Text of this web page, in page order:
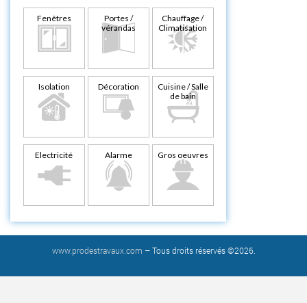
Fenêtres
Portes /
vérandas
Chauffage /
Climatisation
Isolation Décoration
Cuisine / Salle
de bain
Electricité Alarme Gros oeuvres
www.prodestravaux.com – Tous droits réservés ©2026.